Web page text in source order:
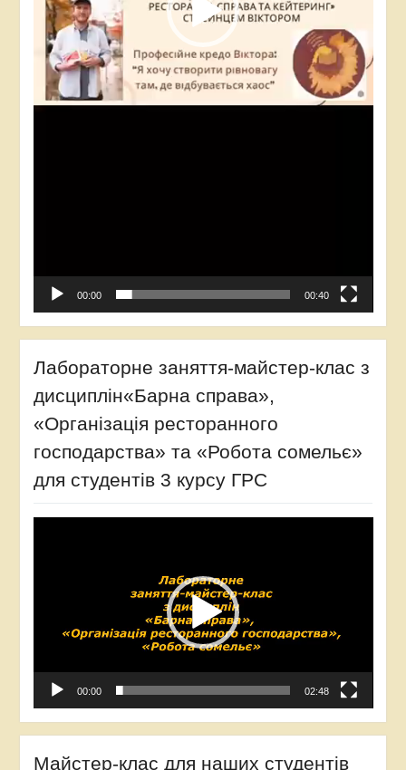
00:00 00:40
Лабораторне заняття-майстер-клас з
дисциплін«Барна справа»,
«Організація ресторанного
господарства» та «Робота сомельє»
для студентів 3 курсу ГРС
00:00 02:48
Майстер-клас для наших студентів